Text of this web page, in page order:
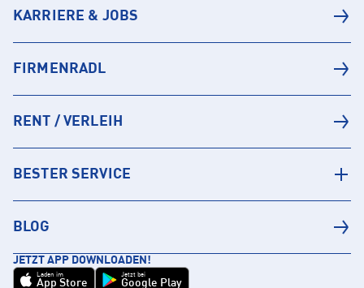
KARRIERE & JOBS
FIRMENRADL
RENT / VERLEIH
BESTER SERVICE
BLOG
JETZT APP DOWNLOADEN!
Laden im
App Store
Jetzt bei
Google Play